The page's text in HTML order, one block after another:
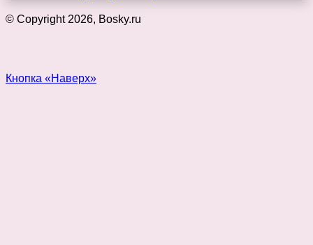
© Copyright 2026, Bosky.ru
Кнопка «Наверх»